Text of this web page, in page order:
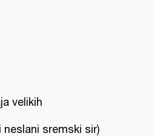
velikih
neslani sremski sir)